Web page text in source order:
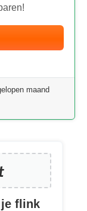
maand
je flink